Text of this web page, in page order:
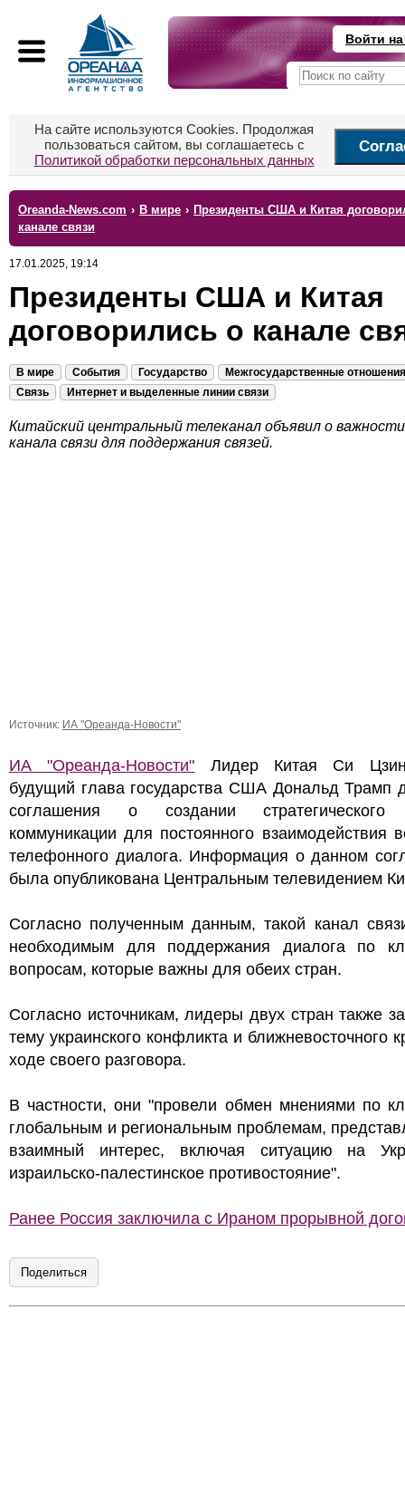
Войти
На сайте используются Cookies. Продолжая
пользоваться сайтом, вы соглашаетесь с
Политикой обработки персональных данных
Oreanda-News.com › В мире › Президенты США и Китая
канале связи
17.01.2025, 19:14
Президенты США и Китая
договорились о канале
В мире События Государство
Межгосударственные отношения
Связь
Интернет и выделенные линии связи
Китайский центральный телеканал объявил о
канала связи для поддержания связей.
Источник: ИА "Ореанда-Новости"
ИА "Ореанда-Новости" Лидер Китая Си
будущий глава государства США Дональд Трамп
соглашения о создании стратегического
коммуникации для постоянного взаимодействия
телефонного диалога. Информация о данном
была опубликована Центральным телевидением
Согласно полученным данным, такой канал
необходимым для поддержания диалога по
вопросам, которые важны для обеих стран.
Согласно источникам, лидеры двух стран также
тему украинского конфликта и ближневосточного
ходе своего разговора.
В частности, они "провели обмен мнениями по
глобальным и региональным проблемам,
взаимный интерес, включая ситуацию на
израильско-палестинское противостояние".
Ранее Россия заключила с Ираном прорывной
Поделиться